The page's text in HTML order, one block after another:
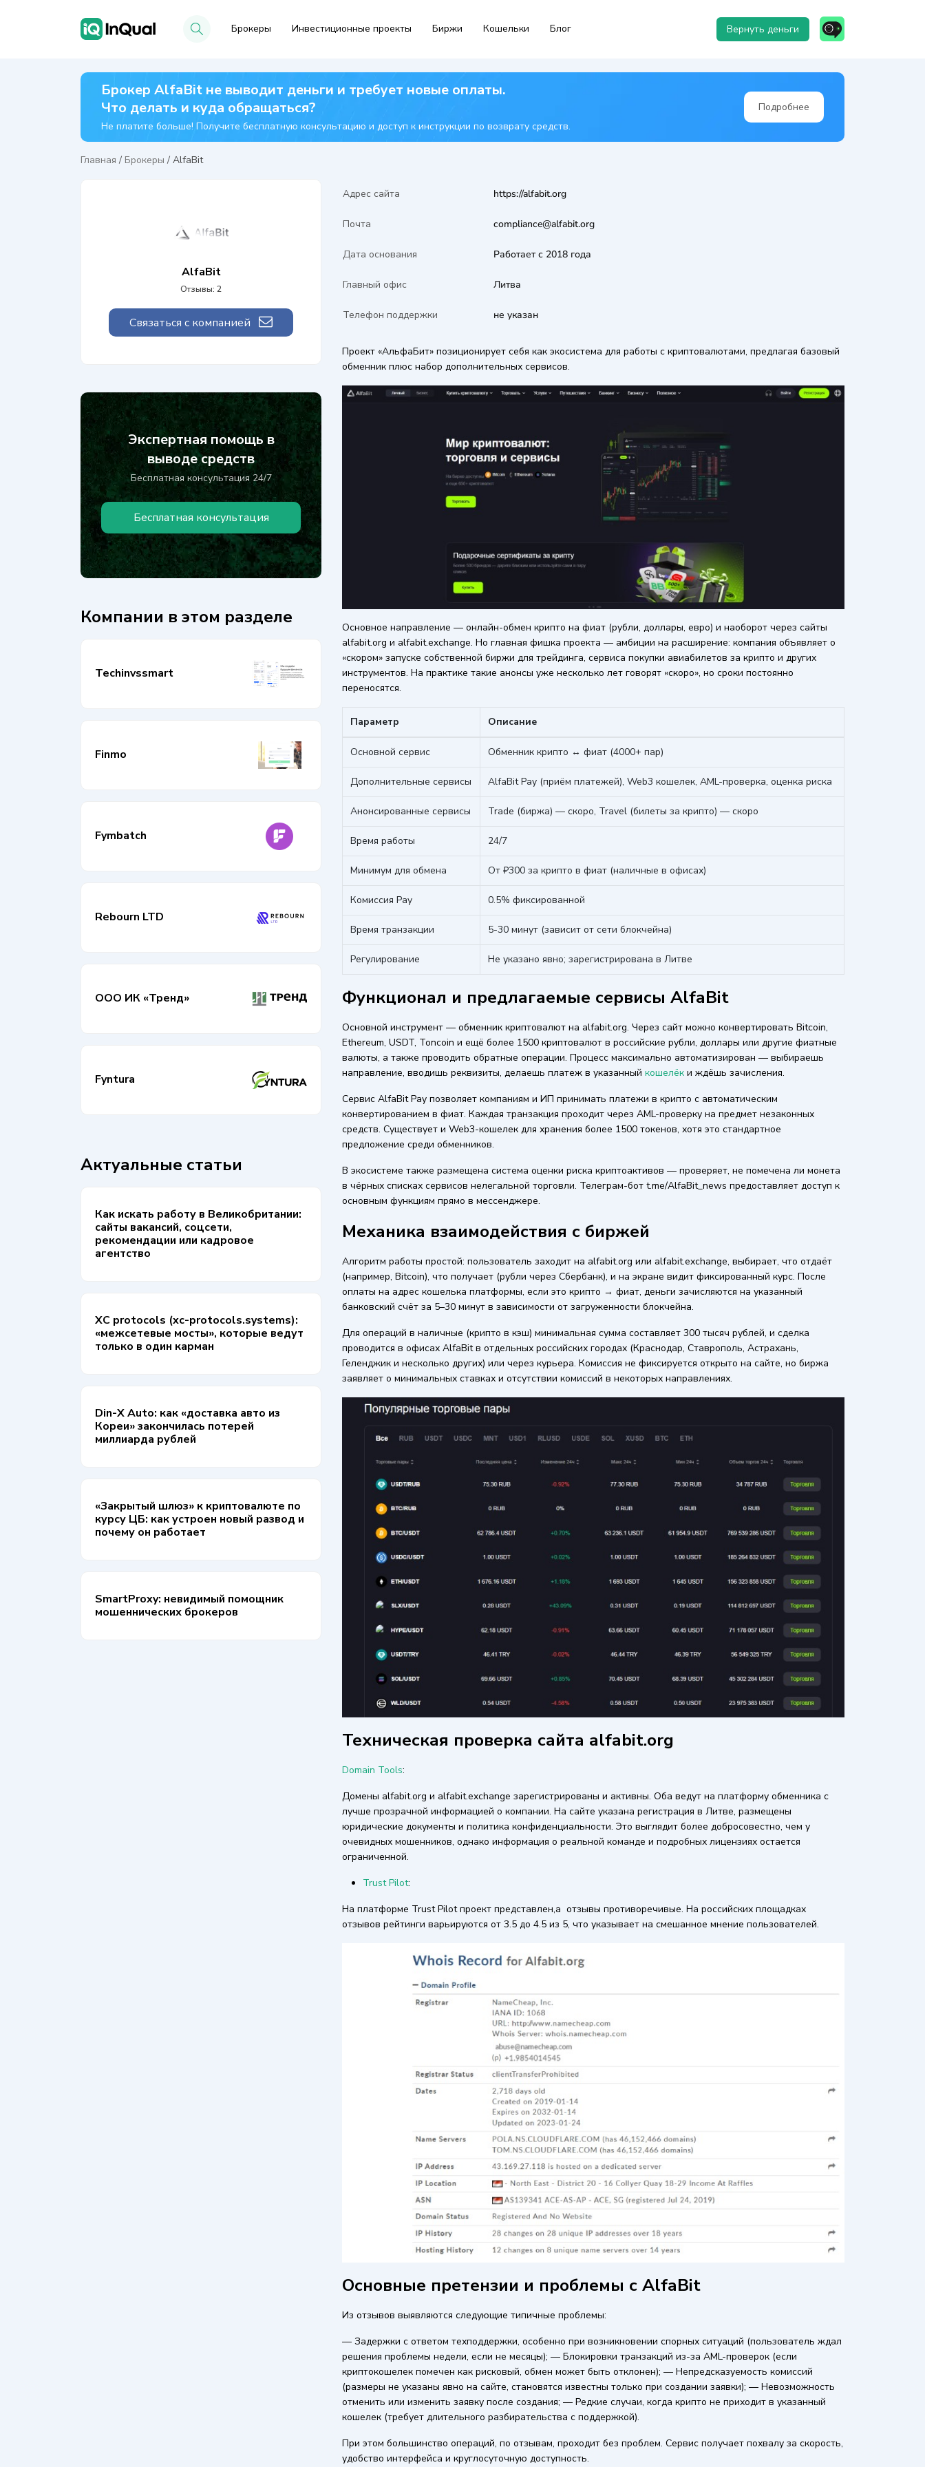
Брокеры Инвестиционные проекты Биржи Кошельки Блог Вернуть деньги
Брокер AlfaBit не выводит деньги и требует новые оплаты.
Что делать и куда обращаться?
Не платите больше! Получите бесплатную консультацию и доступ к инструкции по возврату средств.
Подробнее
Главная / Брокеры / AlfaBit
AlfaBit
Отзывы: 2
Связаться с компанией
Экспертная помощь в
выводе средств
Бесплатная консультация 24/7
Бесплатная консультация
Компании в этом разделе
Techinvssmart
Finmo
Fymbatch
Rebourn LTD
ООО ИК «Тренд»
Fyntura
Актуальные статьи
Как искать работу в Великобритании:
сайты вакансий, соцсети,
рекомендации или кадровое
агентство
XC protocols (xc-protocols.systems):
«межсетевые мосты», которые ведут
только в один карман
Din-X Auto: как «доставка авто из
Кореи» закончилась потерей
миллиарда рублей
«Закрытый шлюз» к криптовалюте по
курсу ЦБ: как устроен новый развод и
почему он работает
SmartProxy: невидимый помощник
мошеннических брокеров
Адрес сайта https://alfabit.org
Почта compliance@alfabit.org
Дата основания Работает с 2018 года
Главный офис Литва
Телефон поддержки не указан
Проект «АльфаБит» позиционирует себя как экосистема для работы с криптовалютами, предлагая базовый
обменник плюс набор дополнительных сервисов.
Основное направление — онлайн-обмен крипто на фиат (рубли, доллары, евро) и наоборот через сайты
alfabit.org и alfabit.exchange. Но главная фишка проекта — амбиции на расширение: компания объявляет о
«скором» запуске собственной биржи для трейдинга, сервиса покупки авиабилетов за крипто и других
инструментов. На практике такие анонсы уже несколько лет говорят «скоро», но сроки постоянно
переносятся.
Параметр Описание
Основной сервис Обменник крипто ↔ фиат (4000+ пар)
Дополнительные сервисы AlfaBit Pay (приём платежей), Web3 кошелек, AML-проверка, оценка риска
Анонсированные сервисы Trade (биржа) — скоро, Travel (билеты за крипто) — скоро
Время работы 24/7
Минимум для обмена От ₽300 за крипто в фиат (наличные в офисах)
Комиссия Pay 0.5% фиксированной
Время транзакции 5-30 минут (зависит от сети блокчейна)
Регулирование Не указано явно; зарегистрирована в Литве
Функционал и предлагаемые сервисы AlfaBit
Основной инструмент — обменник криптовалют на alfabit.org. Через сайт можно конвертировать Bitcoin,
Ethereum, USDT, Toncoin и ещё более 1500 криптовалют в российские рубли, доллары или другие фиатные
валюты, а также проводить обратные операции. Процесс максимально автоматизирован — выбираешь
направление, вводишь реквизиты, делаешь платеж в указанный кошелёк и ждёшь зачисления.
Сервис AlfaBit Pay позволяет компаниям и ИП принимать платежи в крипто с автоматическим
конвертированием в фиат. Каждая транзакция проходит через AML-проверку на предмет незаконных
средств. Существует и Web3-кошелек для хранения более 1500 токенов, хотя это стандартное
предложение среди обменников.
В экосистеме также размещена система оценки риска криптоактивов — проверяет, не помечена ли монета
в чёрных списках сервисов нелегальной торговли. Телеграм-бот t.me/AlfaBit_news предоставляет доступ к
основным функциям прямо в мессенджере.
Механика взаимодействия с биржей
Алгоритм работы простой: пользователь заходит на alfabit.org или alfabit.exchange, выбирает, что отдаёт
(например, Bitcoin), что получает (рубли через Сбербанк), и на экране видит фиксированный курс. После
оплаты на адрес кошелька платформы, если это крипто → фиат, деньги зачисляются на указанный
банковский счёт за 5–30 минут в зависимости от загруженности блокчейна.
Для операций в наличные (крипто в кэш) минимальная сумма составляет 300 тысяч рублей, и сделка
проводится в офисах AlfaBit в отдельных российских городах (Краснодар, Ставрополь, Астрахань,
Геленджик и несколько других) или через курьера. Комиссия не фиксируется открыто на сайте, но биржа
заявляет о минимальных ставках и отсутствии комиссий в некоторых направлениях.
Техническая проверка сайта alfabit.org
Domain Tools:
Домены alfabit.org и alfabit.exchange зарегистрированы и активны. Оба ведут на платформу обменника с
лучше прозрачной информацией о компании. На сайте указана регистрация в Литве, размещены
юридические документы и политика конфиденциальности. Это выглядит более добросовестно, чем у
очевидных мошенников, однако информация о реальной команде и подробных лицензиях остается
ограниченной.
Trust Pilot:
На платформе Trust Pilot проект представлен,а отзывы противоречивые. На российских площадках
отзывов рейтинги варьируются от 3.5 до 4.5 из 5, что указывает на смешанное мнение пользователей.
Основные претензии и проблемы с AlfaBit
Из отзывов выявляются следующие типичные проблемы:
— Задержки с ответом техподдержки, особенно при возникновении спорных ситуаций (пользователь ждал
решения проблемы недели, если не месяцы); — Блокировки транзакций из-за AML-проверок (если
криптокошелек помечен как рисковый, обмен может быть отклонен); — Непредсказуемость комиссий
(размеры не указаны явно на сайте, становятся известны только при создании заявки); — Невозможность
отменить или изменить заявку после создания; — Редкие случаи, когда крипто не приходит в указанный
кошелек (требует длительного разбирательства с поддержкой).
При этом большинство операций, по отзывам, проходит без проблем. Сервис получает похвалу за скорость,
удобство интерфейса и круглосуточную доступность.